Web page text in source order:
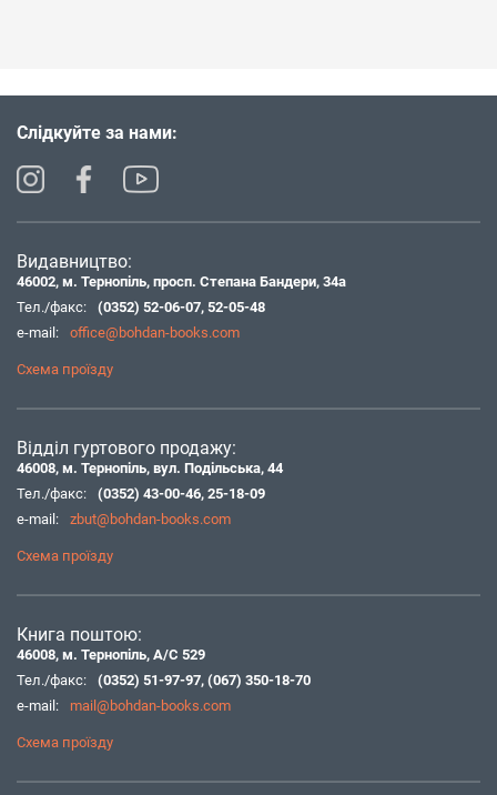
Слідкуйте за нами:
Видавництво:
46002, м. Тернопіль, просп. Степана Бандери, 34а
Тел./факс:
(0352) 52-06-07, 52-05-48
e-mail:
office@bohdan-books.com
Схема проїзду
Відділ гуртового продажу:
46008, м. Тернопіль, вул. Подільська, 44
Тел./факс:
(0352) 43-00-46, 25-18-09
e-mail:
zbut@bohdan-books.com
Схема проїзду
Книга поштою:
46008, м. Тернопіль, А/С 529
Тел./факс:
(0352) 51-97-97, (067) 350-18-70
e-mail:
mail@bohdan-books.com
Схема проїзду